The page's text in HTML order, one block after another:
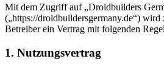
Mit dem Zugriff auf „Droidbuilders
(„https://droidbuildersgermany.de“)
Betreiber ein Vertrag mit folgenden
1. Nutzungsvertrag